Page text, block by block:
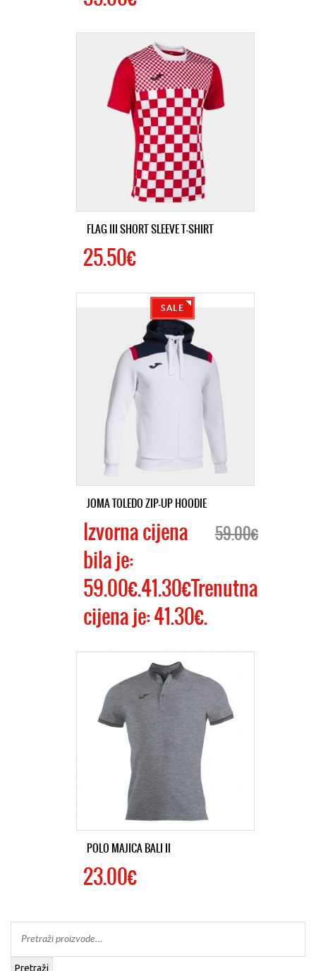
FLAG III SHORT SLEEVE T-SHIRT
25.50€
SALE
JOMA TOLEDO ZIP-UP HOODIE
59.00€
Izvorna cijena
bila je:
59.00€.41.30€Trenutna
cijena je: 41.30€.
POLO MAJICA BALI II
23.00€
Pretraži